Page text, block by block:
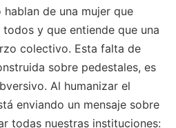
de una mujer que
y que entiende que una
colectivo. Esta falta de
sobre pedestales, es
Al humanizar el
enviando un mensaje sobre
todas nuestras instituciones: